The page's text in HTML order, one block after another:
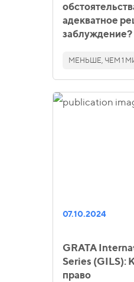
адекватное
заблуждение?
МЕНЬШЕ, ЧЕМ 1
07.10.2024
GRATA
Series (GILS):
право